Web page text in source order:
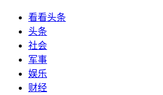
看看头条
头条
社会
军事
娱乐
财经